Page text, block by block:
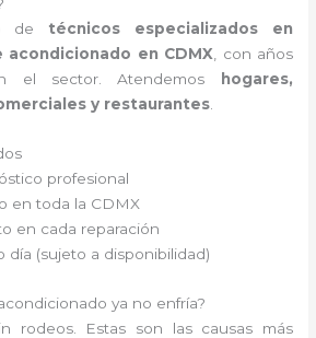
de técnicos especializados en
en CDMX , con años
el sector. Atendemos
hogares,
y restaurantes
profesional
en toda la CDMX
en cada reparación
(sujeto a disponibilidad)
ya no enfría?
rodeos. Estas son las causas más